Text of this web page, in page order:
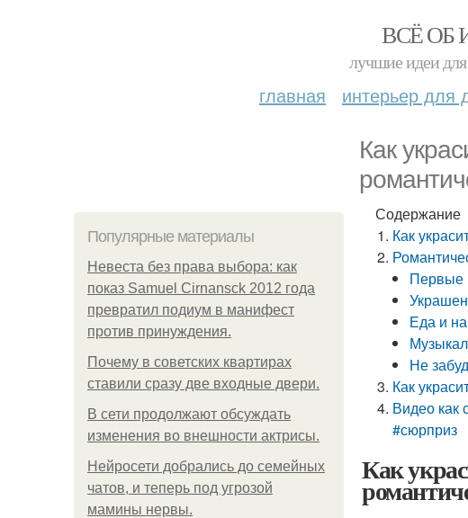
ВСЁ ОБ
лучшие идеи для
главная интерьер для
Как
Популярные материалы
Невеста без права выбора: как
показ Samuel Cirnansck 2012 года
превратил подиум в манифест
против принуждения.
Почему в советских квартирах
ставили сразу две входные двери.
В сети продолжают обсуждать
изменения во внешности актрисы.
Нейросети добрались до семейных
чатов, и теперь под угрозой
мамины нервы.
Содержание
Как
Первые
Еда и
Не
Как
Видео как
#сюрприз
Как